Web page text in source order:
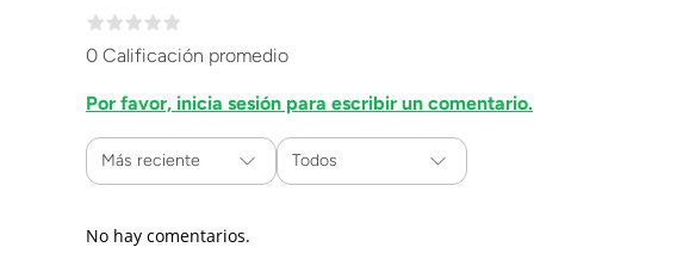
0 Calificación promedio
Por favor, inicia sesión para escribir un comentario.
Más reciente Todos
No hay comentarios.